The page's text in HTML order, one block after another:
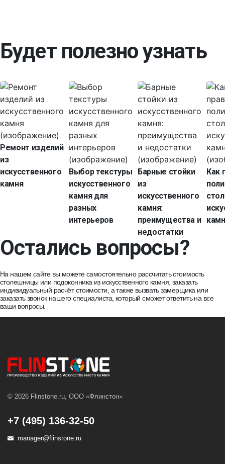
Будет полезно узнать
Ремонт изделий
из
искусственного
камня
Выбор текстуры
искусственного
камня для
разных
интерьеров
Барные стойки
из
искусственного
камня:
преимущества и
недостатки
Как
Остались вопросы?
На нашем сайте вы можете самостоятельно рассчитать стоимость
столешницы или подоконника из искусственного камня, заказать
индивидуальный расчёт стоимости , а также вызвать замерщика или
заказать звонокнашего специалиста, который сможет ответить на все
ваши вопросы.
© 2026 Flinstone.ru, ООО «Флинстон»
+7 (495) 136-32-50
manager@flinstone.ru